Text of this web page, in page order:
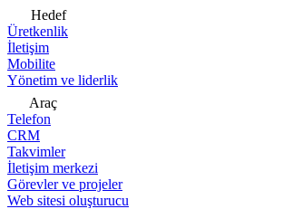
Hedef
Üretkenlik
İletişim
Mobilite
Yönetim ve liderlik
Araç
Telefon
CRM
Takvimler
İletişim merkezi
Görevler ve projeler
Web sitesi oluşturucu